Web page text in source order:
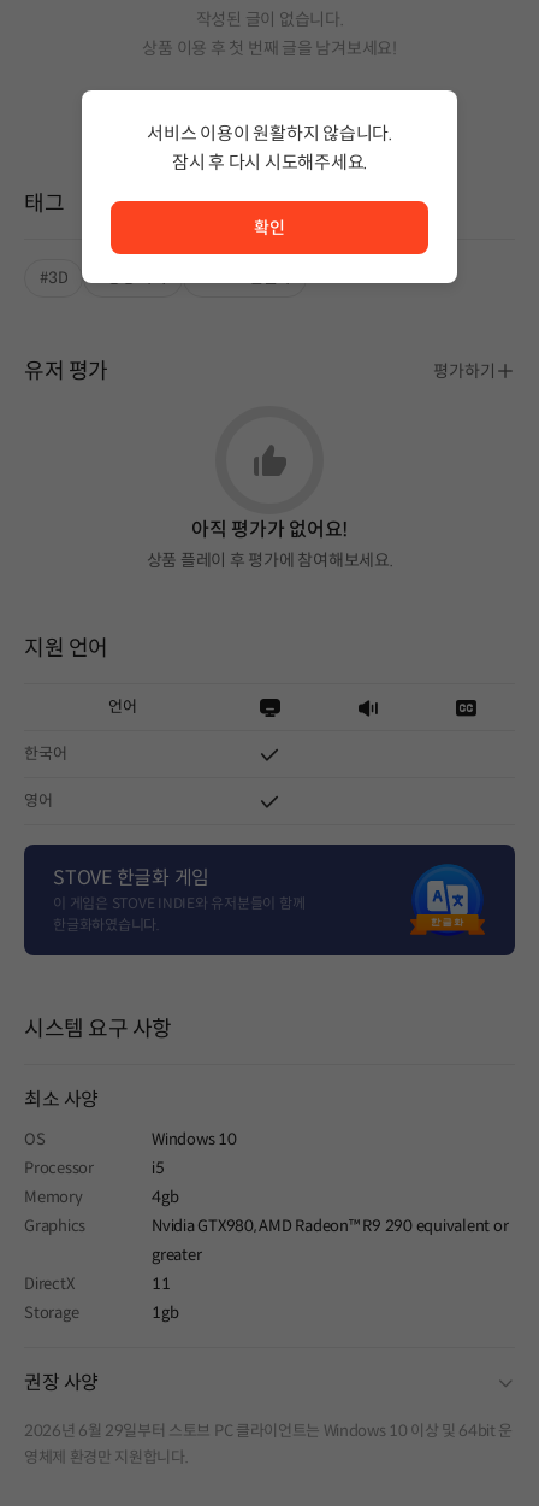
작성된 글이 없습니다.
상품 이용 후 첫 번째 글을 남겨보세요!
태그
#3D
유저 평가 평가하기
아직 평가가 없어요!
상품 플레이 후 평가에 참여해보세요.
지원 언어
언어
한국어
영어
STOVE 한글화 게임
이 게임은 STOVE INDIE와 유저분들이 함께
한글화하였습니다.
시스템 요구 사항
최소 사양
OS
Windows 10
Processor
i5
Memory
4gb
Graphics
Nvidia GTX980, AMD Radeon™ R9 290 equivalent or
greater
DirectX
11
Storage
1gb
권장 사양
2026년 6월 29일부터 스토브 PC 클라이언트는 Windows 10 이상 및 64bit 운
영체제 환경만 지원합니다.
서비스 이용이 원활하지 않습니다.
잠시 후 다시 시도해주세요.
확인